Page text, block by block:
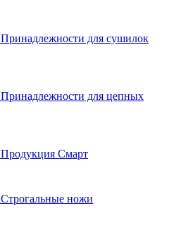
Принадлежности для сушилок
Принадлежности для цепных
Продукция Смарт
Строгальные ножи